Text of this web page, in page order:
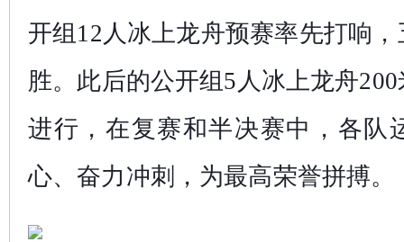
开组12人冰上龙舟预赛率先打响
胜。此后的公开组5人冰上龙舟
进行，在复赛和半决赛中，各队
心、奋力冲刺，为最高荣誉拼搏。